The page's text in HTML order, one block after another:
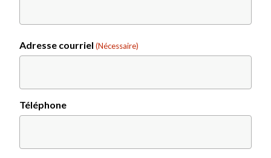
Adresse courriel (Nécessaire)
Téléphone